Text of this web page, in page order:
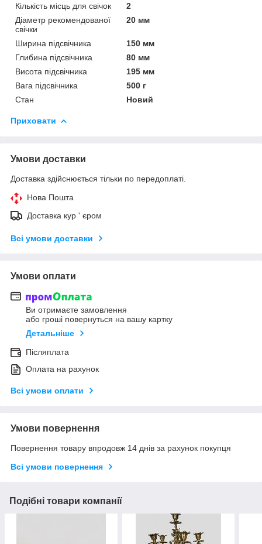
Кількість місць для свічок
2
Діаметр рекомендованої
свічки
20 мм
Ширина підсвічника
150 мм
Глибина підсвічника
80 мм
Висота підсвічника
195 мм
Вага підсвічника
500 г
Стан
Новий
Приховати
Умови доставки
Доставка здійснюється тільки по передоплаті.
Нова Пошта
Доставка кур ' єром
Всі умови доставки
Умови оплати
Ви отримаєте замовлення
або гроші повернуться на вашу картку
Детальніше
Післяплата
Оплата на рахунок
Всі умови оплати
Умови повернення
Повернення товару впродовж 14 днів за рахунок покупця
Всі умови повернення
Подібні товари компанії